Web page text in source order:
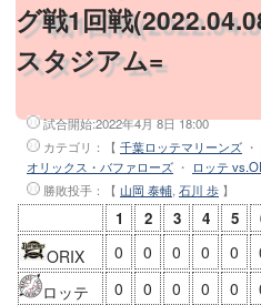
グ戦1回戦
スタジアム=
試合開始:2022年4月 8日 18:00
カテゴリ：【 千葉ロッテマリーンズ ・
オリックス・バファローズ ・ ロッテ
勝敗投手 ：【 山岡 泰輔, 石川 歩 】
1 2 3 4 5
ORIX 0 0 0 0 0
ロッテ
0 0 0 0 0